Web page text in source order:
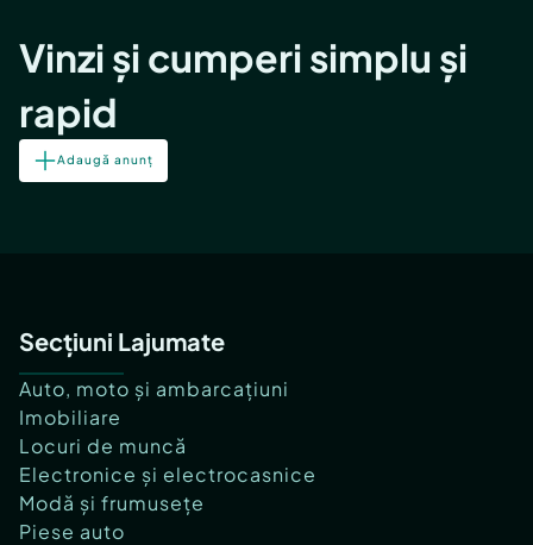
Vinzi și cumperi simplu și
rapid
Adaugă anunț
Secțiuni Lajumate
Auto, moto și ambarcațiuni
Imobiliare
Locuri de muncă
Electronice și electrocasnice
Modă și frumusețe
Piese auto